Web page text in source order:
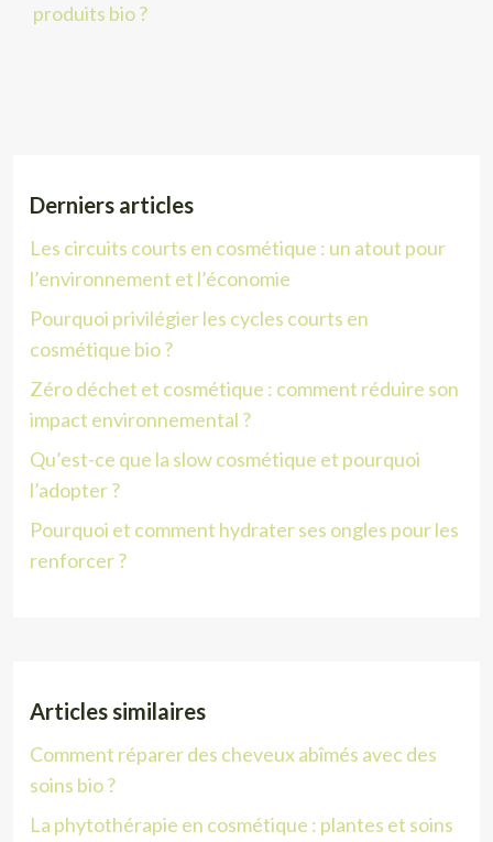
produits bio ?
Derniers articles
Les circuits courts en cosmétique : un atout pour
l’environnement et l’économie
Pourquoi privilégier les cycles courts en
cosmétique bio ?
Zéro déchet et cosmétique : comment réduire son
impact environnemental ?
Qu’est-ce que la slow cosmétique et pourquoi
l’adopter ?
Pourquoi et comment hydrater ses ongles pour les
renforcer ?
Articles similaires
Comment réparer des cheveux abîmés avec des
soins bio ?
La phytothérapie en cosmétique : plantes et soins